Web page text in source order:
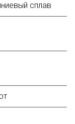
сплав